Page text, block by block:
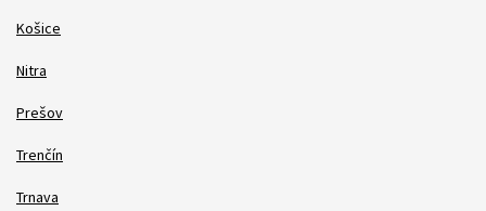
Košice
Nitra
Prešov
Trenčín
Trnava